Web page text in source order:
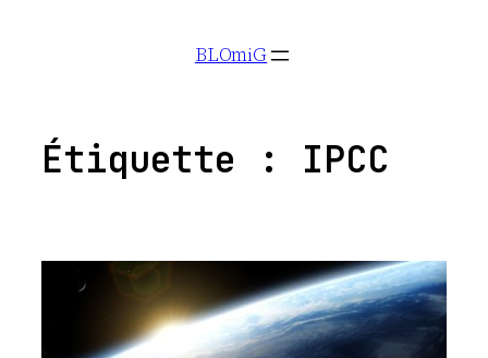
BLOmiG
Étiquette : IPCC